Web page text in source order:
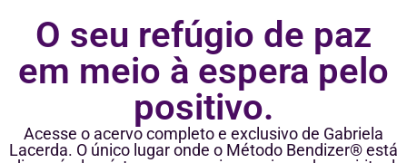
O seu refúgio de paz
em meio à espera pelo
positivo.
Acesse o acervo completo e exclusivo de Gabriela
Lacerda. O único lugar onde o Método Bendizer® está